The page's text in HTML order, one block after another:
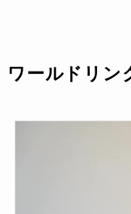
ワールドリン